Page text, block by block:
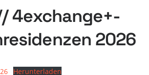
4exchange+-
2026
Herunterladen